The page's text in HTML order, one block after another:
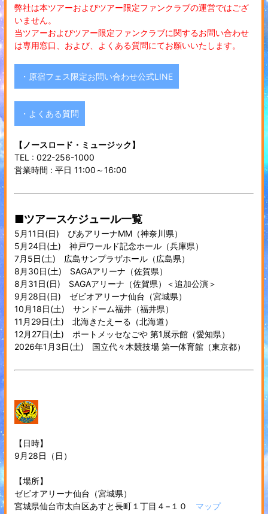
弊社は本ツアーおよびツアー限定ファンクラブの運営ではござ
いません。
当ツアーおよびツアー限定ファンクラブに関するお問い合わせ
は専用窓口、および、よくある質問にてお願いいたします。
・原宿フェス限定お問い合わせ公式LINE
・よくある質問
【ノースロード・ミュージック】
TEL : 022-256-1000
営業時間 : 平日 11:00～16:00
■ツアースケジュール一覧
5月11日(日) ぴあアリーナMM（神奈川県）
5月24日(土) 神戸ワールド記念ホール（兵庫県）
7月5日(土) 広島サンプラザホール（広島県）
8月30日(土) SAGAアリーナ（佐賀県）
8月31日(日) SAGAアリーナ（佐賀県）＜追加公演＞
9月28日(日) ゼビオアリーナ仙台（宮城県）
10月18日(土) サンドーム福井（福井県）
11月29日(土) 北海きたえーる（北海道）
12月27日(土) ポートメッセなごや 第1展示館（愛知県）
2026年1月3日(土) 国立代々木競技場 第一体育館（東京都）
【日時】
9月28日（日）
【場所】
ゼビオアリーナ仙台（宮城県）
宮城県仙台市太白区あすと長町１丁目４−１０ マップ